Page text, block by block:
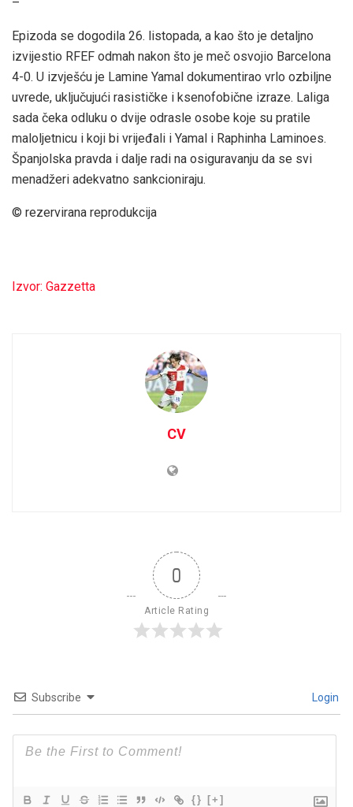
–
Epizoda se dogodila 26. listopada, a kao što je detaljno
izvijestio RFEF odmah nakon što je meč osvojio Barcelona
4-0. U izvješću je Lamine Yamal dokumentirao vrlo ozbiljne
uvrede, uključujući rasističke i ksenofobične izraze. Laliga
sada čeka odluku o dvije odrasle osobe koje su pratile
maloljetnicu i koji bi vrijeđali i Yamal i Raphinha Laminoes.
Španjolska pravda i dalje radi na osiguravanju da se svi
menadžeri adekvatno sankcioniraju.
© rezervirana reprodukcija
Izvor: Gazzetta
CV
0
Article Rating
Subscribe Login
{} [+]